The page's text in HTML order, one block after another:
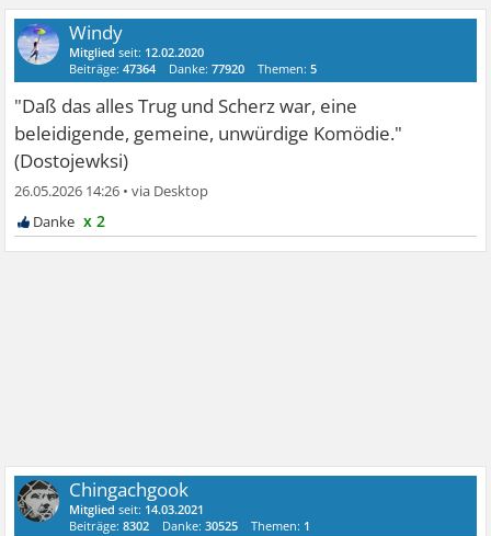
Windy
Mitglied seit: 12.02.2020
Beiträge:47364 Danke:77920 Themen:5
"Daß das alles Trug und Scherz war, eine
beleidigende, gemeine, unwürdige Komödie."
(Dostojewksi)
26.05.2026 14:26 •
x 2
Chingachgook
Mitglied seit: 14.03.2021
Beiträge:8302 Danke:30525 Themen: 1